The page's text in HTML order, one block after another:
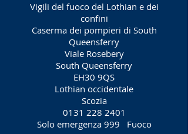
Vigili del fuoco del Lothian e dei
confini
Caserma dei pompieri di South
Queensferry
Viale Rosebery
South Queensferry
EH30 9QS
Lothian occidentale
Scozia
0131 228 2401
Solo emergenza 999
Fuoco